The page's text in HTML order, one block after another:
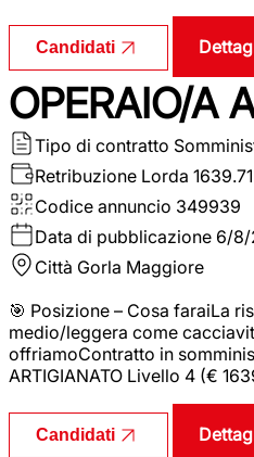
Candidati
OPERAIO/A
Tipo di contratto
Retribuzione Lorda
Codice annuncio 349939
Data di pubblicazione 6/8/
Città Gorla Maggiore
🎯 Posizione – Cosa faraiLa
medio/leggera come
offriamoContratto in
ARTIGIANATO Livello 4 (€
Candidati